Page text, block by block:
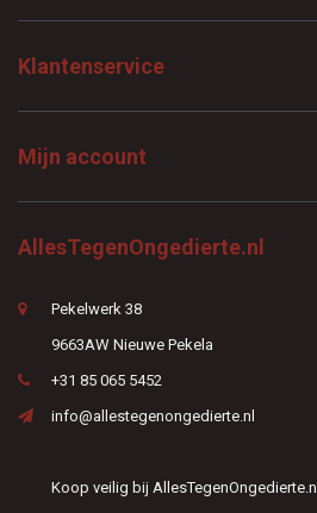
Klantenservice
Mijn account
AllesTegenOngedierte.nl
Pekelwerk 38
9663AW Nieuwe Pekela
+31 85 065 5452
info@allestegenongedierte.nl
Koop veilig bij AllesTegenOngedierte.nl